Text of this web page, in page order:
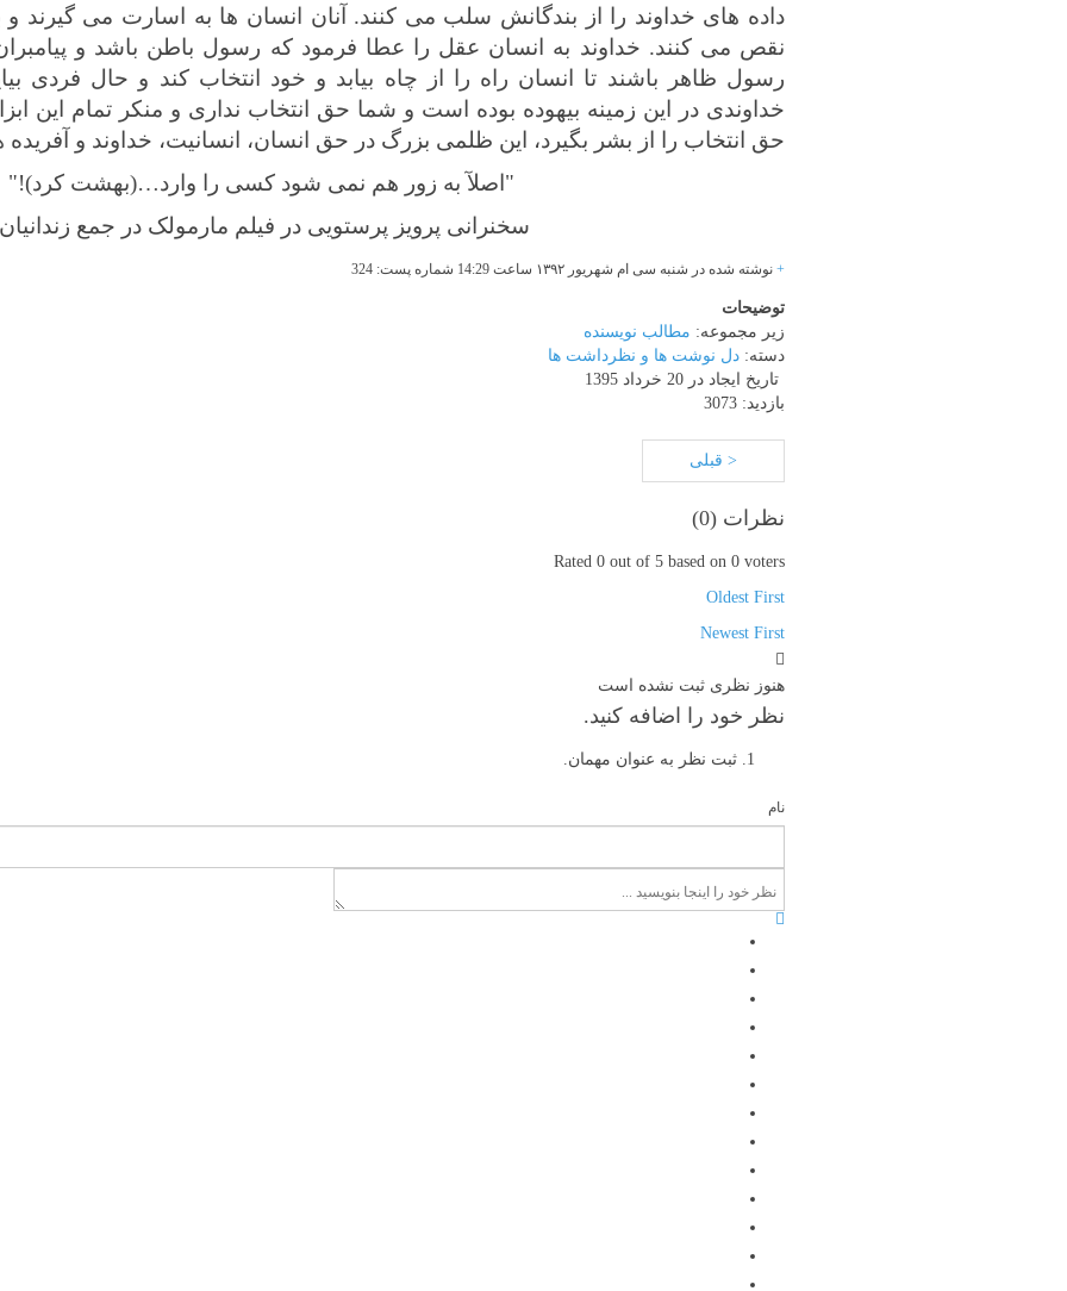
داده های خداوند را از بندگانش سلب می کنند. آنان انسان ها به اسارت می گیرند و
نقص می کنند. خداوند به انسان عقل را عطا فرمود که رسول باطن باشد و
رسول ظاهر باشند تا انسان راه را از چاه بیابد و خود انتخاب کند و حال فردی
خداوندی در این زمینه بیهوده بوده است و شما حق انتخاب نداری و منکر تمام این
حق انتخاب را از بشر بگیرد، این ظلمی بزرگ در حق انسان، انسانیت، خداوند و
"اصلآ به زور هم نمی شود کسی را وارد…(بهشت کرد)!"
سخنرانی پرویز پرستویی در فیلم مارمولک در جمع زندانیان
+ نوشته شده در شنبه سی ام شهریور ۱۳۹۲ ساعت 14:29 شماره پست: 324
توضیحات
زیر مجموعه: مطالب نویسنده
دسته: دل نوشت ها و نظرداشت ها
تاریخ ایجاد در 20 خرداد 1395
بازدید: 3073
< قبلی
نظرات (0
)
Rated 0 out of 5 based on 0 voters
Oldest First
Newest First
هنوز نظری ثبت نشده است
نظر خود را اضافه کنید.
ثبت نظر به عنوان مهمان.
نام